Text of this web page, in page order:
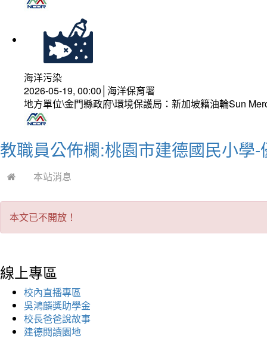
海洋污染
2026-05-19, 00:00│海洋保育署
地方單位\金門縣政府\環境保護局：新加坡籍油輪Sun
教職員公佈欄:桃園市建德國民小學-
本站消息
本文已不開放！
線上專區
校內直播專區
吳鴻麟獎助學金
校長爸爸說故事
建德閱讀園地